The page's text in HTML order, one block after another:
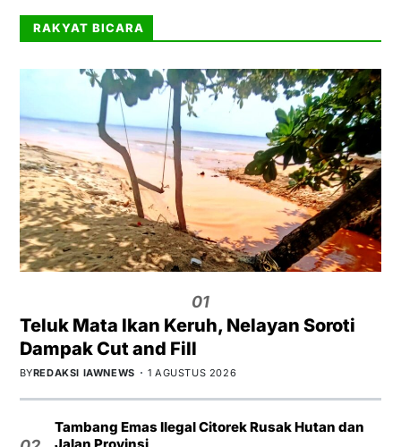
RAKYAT BICARA
01
Teluk Mata Ikan Keruh, Nelayan Soroti
Dampak Cut and Fill
BYREDAKSI IAWNEWS 1 AGUSTUS 2026
Tambang Emas Ilegal Citorek Rusak Hutan dan